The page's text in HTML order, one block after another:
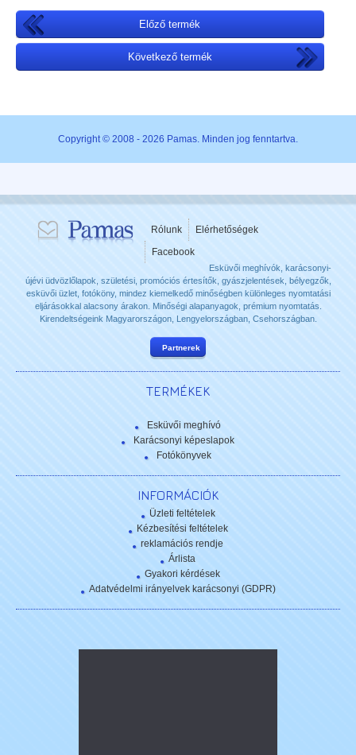
Előző termék
Következő termék
Copyright © 2008 - 2026 Pamas. Minden jog fenntartva.
Rólunk
Elérhetőségek
Facebook
Esküvői meghívók, karácsonyi-
újévi üdvözlőlapok, születési, promóciós értesítők, gyászjelentések, bélyegzők,
esküvői üzlet, fotóköny, mindez kiemelkedő minőségben különleges nyomtatási
eljárásokkal alacsony árakon. Minőségi alapanyagok, prémium nyomtatás.
Kirendeltségeink Magyarországon, Lengyelországban, Csehországban.
Partnerek
TERMÉKEK
Esküvői meghívó
Karácsonyi képeslapok
Fotókönyvek
INFORMÁCIÓK
Üzleti feltételek
Kézbesítési feltételek
reklamációs rendje
Árlista
Gyakori kérdések
Adatvédelmi irányelvek karácsonyi (GDPR)